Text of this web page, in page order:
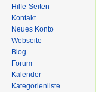
Hilfe-Seiten
Kontakt
Neues Konto
Webseite
Blog
Forum
Kalender
Kategorienliste